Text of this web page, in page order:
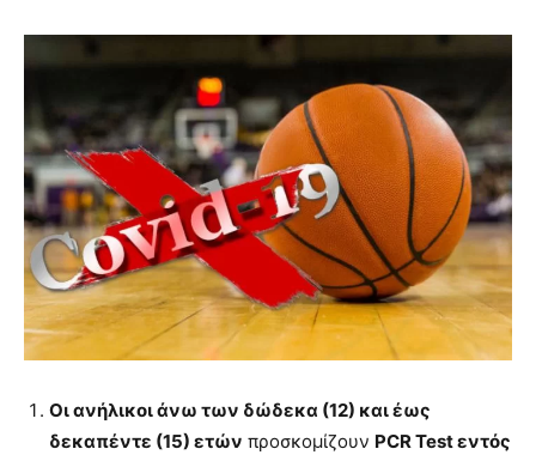
Οι ανήλικοι άνω των δώδεκα (12) και έως
δεκαπέντε (15) ετών προσκομίζουν PCR Test εντός